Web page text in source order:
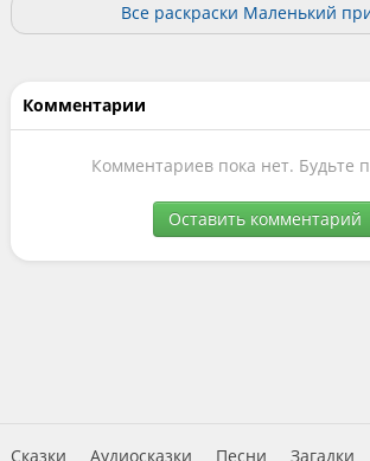
Все раскраски Маленький
Комментарии
Комментариев пока нет. Будьте
Оставить комментарий
Сказки Аудиосказки Песни Загадки